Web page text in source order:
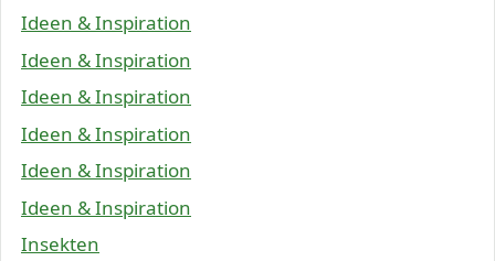
Ideen & Inspiration
Ideen & Inspiration
Ideen & Inspiration
Ideen & Inspiration
Ideen & Inspiration
Ideen & Inspiration
Insekten